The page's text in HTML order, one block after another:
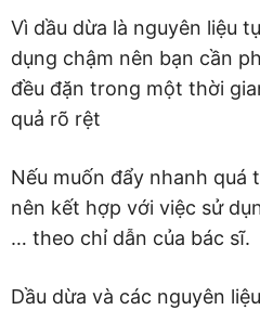
Vì dầu dừa là nguyên liệu
dụng chậm nên bạn cần
đều đặn trong một thời
quả rõ rệt
Nếu muốn đẩy nhanh quá
nên kết hợp với việc sử
… theo chỉ dẫn của bác sĩ.
Dầu dừa và các nguyên